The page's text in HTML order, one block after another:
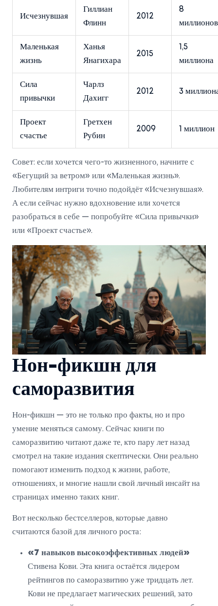
Исчезнувшая
Гиллиан
Флинн
2012
8
миллионов
Маленькая
жизнь
Ханья
Янагихара
2015
1,5
миллиона
Сила
привычки
Чарлз
Дахигг
2012 3
Проект
счастье
Гретхен
Рубин
2009 1 миллион
Совет: если хочется чего-то жизненного, начните с
«Бегущий за ветром» или «Маленькая жизнь».
Любителям интриги точно подойдёт «Исчезнувшая».
А если сейчас нужно вдохновение или хочется
разобраться в себе — попробуйте «Сила привычки»
или «Проект счастье».
Нон-фикшн для
саморазвития
Нон-фикшн — это не только про факты, но и про
умение меняться самому. Сейчас книги по
саморазвитию читают даже те, кто пару лет назад
смотрел на такие издания скептически. Они реально
помогают изменить подход к жизни, работе,
отношениях, и многие нашли свой личный инсайт на
страницах именно таких книг.
Вот несколько бестселлеров, которые давно
считаются базой для личного роста:
«7 навыков высокоэффективных людей»
Стивена Кови. Эта книга остаётся лидером
рейтингов по саморазвитию уже тридцать лет.
Кови не предлагает магических решений, зато